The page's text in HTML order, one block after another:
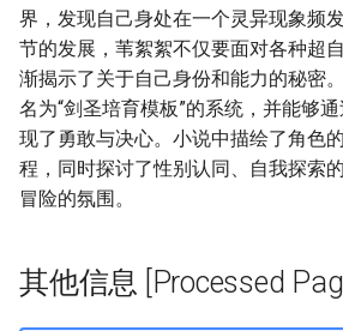
界，发现自己身处在一个灵异现象频
节的发展，苇絮絮不仅要面对各种超
渐揭示了关于自己身份和能力的秘密
名为“剑圣培育模板”的系统，并能够
现了勇敢与决心。小说中描绘了角色
程，同时探讨了性别认同、自我探索
冒险的氛围。
其他信息 [Processed